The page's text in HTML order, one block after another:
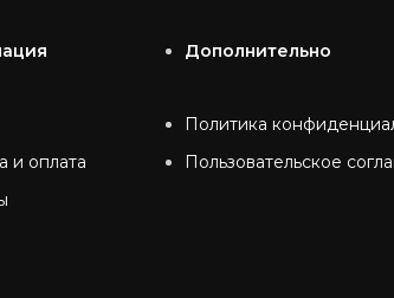
и оплата
Дополнительно
Политика
Пользовательское